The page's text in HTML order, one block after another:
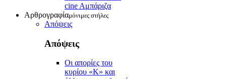
cine Aμπάριζα
Αρθρογραφίαμόνιμες στήλες
Απόψεις
Απόψεις
Οι απορίες του
κυρίου «Κ» και